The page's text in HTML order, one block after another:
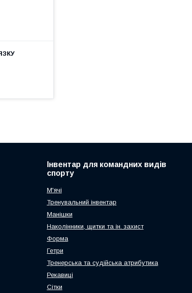
Інвентар для командних видів
спорту
М'ячі
Тренувальний інвентар
Манішки
Наколінники, щитки та ін. захист
Форма
Гетри
Тренерська та судійська атрибутика
Рекавиці
Сітки